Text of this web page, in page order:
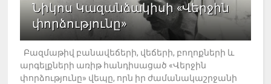
Նիկոս Կազանձակիսի «Վերջին
փորձությունը»
Բազմաթիվ բանավեճերի, վեճերի, բողոքների և
արգելքների առիթ հանդիսացած «Վերջին
փորձությունը» վեպը, որն իր ժամանակաշրջանի